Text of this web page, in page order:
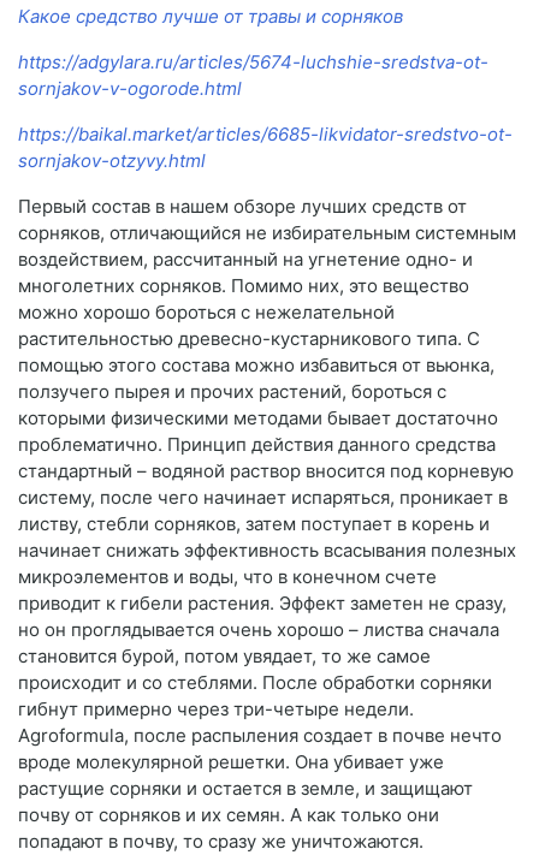
Какое средство лучше от травы и сорняков
https://adgylara.ru/articles/5674-luchshie-sredstva-ot-
sornjakov-v-ogorode.html
https://baikal.market/articles/6685-likvidator-sredstvo-ot-
sornjakov-otzyvy.html
Первый состав в нашем обзоре лучших средств от
сорняков, отличающийся не избирательным системным
воздействием, рассчитанный на угнетение одно- и
многолетних сорняков. Помимо них, это вещество
можно хорошо бороться с нежелательной
растительностью древесно-кустарникового типа. С
помощью этого состава можно избавиться от вьюнка,
ползучего пырея и прочих растений, бороться с
которыми физическими методами бывает достаточно
проблематично. Принцип действия данного средства
стандартный – водяной раствор вносится под корневую
систему, после чего начинает испаряться, проникает в
листву, стебли сорняков, затем поступает в корень и
начинает снижать эффективность всасывания полезных
микроэлементов и воды, что в конечном счете
приводит к гибели растения. Эффект заметен не сразу,
но он проглядывается очень хорошо – листва сначала
становится бурой, потом увядает, то же самое
происходит и со стеблями. После обработки сорняки
гибнут примерно через три-четыре недели.
Agroformula, после распыления создает в почве нечто
вроде молекулярной решетки. Она убивает уже
растущие сорняки и остается в земле, и защищают
почву от сорняков и их семян. А как только они
попадают в почву, то сразу же уничтожаются.